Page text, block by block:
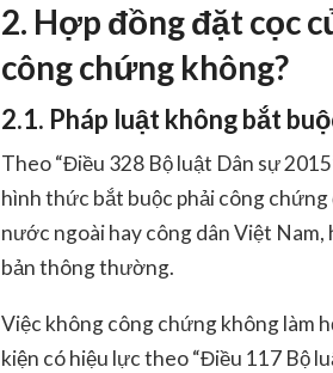
2. Hợp đồng đặt cọc
công chứng không?
2.1. Pháp luật không bắt
Theo “Điều 328 Bộ luật Dân sự
hình thức bắt buộc phải công chứng
nước ngoài hay công dân Việt
bản thông thường.
Việc không công chứng không làm
kiện có hiệu lực theo “Điều 117 Bộ